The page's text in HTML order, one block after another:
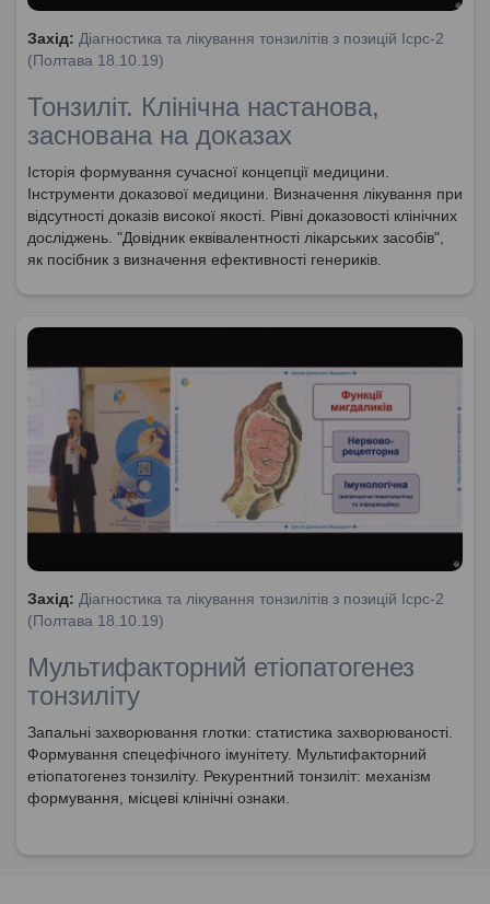
Захід: Діагностика та лікування тонзилітів з позицій Icpc-2
(Полтава 18.10.19)
Тонзиліт. Клінічна настанова,
заснована на доказах
Історія формування сучасної концепції медицини.
Інструменти доказової медицини. Визначення лікування при
відсутності доказів високої якості. Рівні доказовості клінічних
досліджень. "Довідник еквівалентності лікарських засобів",
як посібник з визначення ефективності генериків.
Захід: Діагностика та лікування тонзилітів з позицій Icpc-2
(Полтава 18.10.19)
Мультифакторний етіопатогенез
тонзиліту
Запальні захворювання глотки: статистика захворюваності.
Формування спецефічного імунітету. Мультифакторний
етіопатогенез тонзиліту. Рекурентний тонзиліт: механізм
формування, місцеві клінічні ознаки.